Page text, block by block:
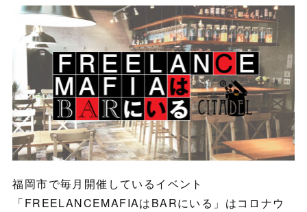
福岡市で毎月開催しているイベント
「FREELANCEMAFIAはBARにいる」はコロナウ